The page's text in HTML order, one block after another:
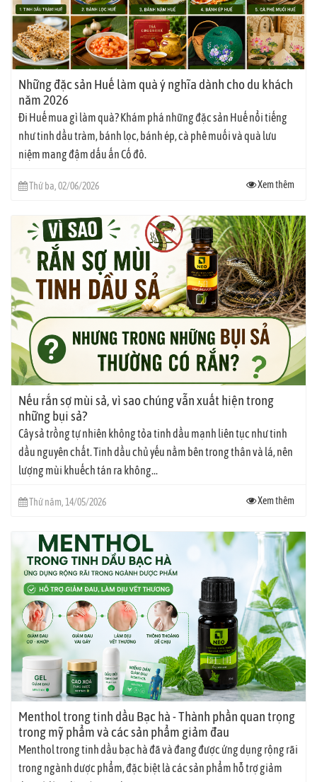
Những đặc sản Huế làm quà ý nghĩa dành cho du khách
năm 2026
Đi Huế mua gì làm quà? Khám phá những đặc sản Huế nổi tiếng
như tinh dầu tràm, bánh lọc, bánh ép, cà phê muối và quà lưu
niệm mang đậm dấu ấn Cố đô.
Thứ ba, 02/06/2026 Xem thêm
Nếu rắn sợ mùi sả, vì sao chúng vẫn xuất hiện trong
những bụi sả?
Cây sả trồng tự nhiên không tỏa tinh dầu mạnh liên tục như tinh
dầu nguyên chất. Tinh dầu chủ yếu nằm bên trong thân và lá, nên
lượng mùi khuếch tán ra không...
Thứ năm, 14/05/2026 Xem thêm
Menthol trong tinh dầu Bạc hà - Thành phần quan trọng
trong mỹ phẩm và các sản phẩm giảm đau
Menthol trong tinh dầu bạc hà đã và đang được ứng dụng rộng rãi
trong ngành dược phẩm, đặc biệt là các sản phẩm hỗ trợ giảm